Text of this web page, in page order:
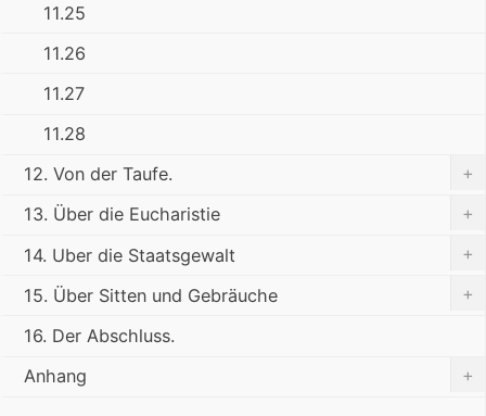
11.25
11.26
11.27
11.28
12. Von der Taufe.
+
13. Über die Eucharistie
+
14. Uber die Staatsgewalt
+
15. Über Sitten und Gebräuche
+
16. Der Abschluss.
Anhang
+